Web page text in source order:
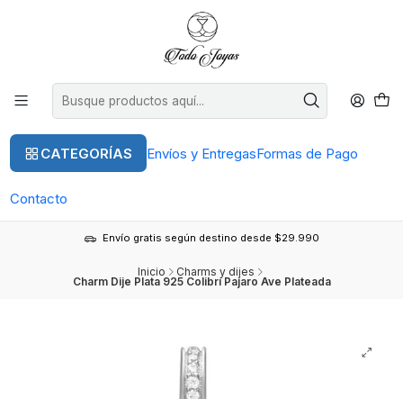
CATEGORÍAS Envíos y EntregasFormas de Pago
Contacto
Envío gratis según destino desde $29.990
Inicio Charms y dijes
Charm Dije Plata 925 Colibrí Pajaro Ave Plateada